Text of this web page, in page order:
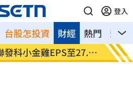
登入
台股怎投資 熱門 影音
財經
測《時代》驚揭1真相 這大